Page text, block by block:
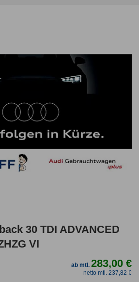
30 TDI ADVANCED
VI
ab mtl.283,00 €
netto mtl. 237,82 €